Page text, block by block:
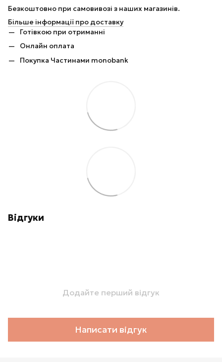
Безкоштовно при самовивозі з наших магазинів.
Більше інформації про доставку
Готівкою при отриманні
Онлайн оплата
Покупка Частинами monobank
Відгуки
Додайте перший відгук
Написати відгук